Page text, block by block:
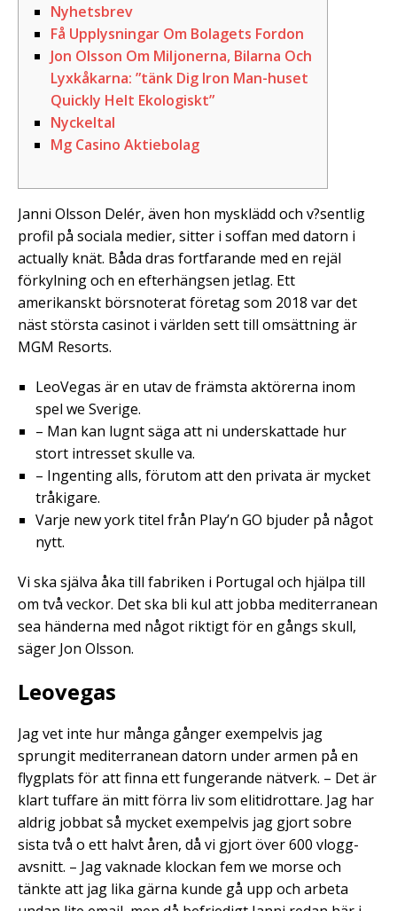
Nyhetsbrev
Få Upplysningar Om Bolagets Fordon
Jon Olsson Om Miljonerna, Bilarna Och
Lyxkåkarna: ”tänk Dig Iron Man-huset
Quickly Helt Ekologiskt”
Nyckeltal
Mg Casino Aktiebolag
Janni Olsson Delér, även hon mysklädd och v?sentlig
profil på sociala medier, sitter i soffan med datorn i
actually knät. Båda dras fortfarande med en rejäl
förkylning och en efterhängsen jetlag. Ett
amerikanskt börsnoterat företag som 2018 var det
näst största casinot i världen sett till omsättning är
MGM Resorts.
LeoVegas är en utav de främsta aktörerna inom
spel we Sverige.
– Man kan lugnt säga att ni underskattade hur
stort intresset skulle va.
– Ingenting alls, förutom att den privata är mycket
tråkigare.
Varje new york titel från Play’n GO bjuder på något
nytt.
Vi ska själva åka till fabriken i Portugal och hjälpa till
om två veckor. Det ska bli kul att jobba mediterranean
sea händerna med något riktigt för en gångs skull,
säger Jon Olsson.
Leovegas
Jag vet inte hur många gånger exempelvis jag
sprungit mediterranean datorn under armen på en
flygplats för att finna ett fungerande nätverk. – Det är
klart tuffare än mitt förra liv som elitidrottare. Jag har
aldrig jobbat så mycket exempelvis jag gjort sobre
sista två o ett halvt åren, då vi gjort över 600 vlogg-
avsnitt. – Jag vaknade klockan fem we morse och
tänkte att jag lika gärna kunde gå upp och arbeta